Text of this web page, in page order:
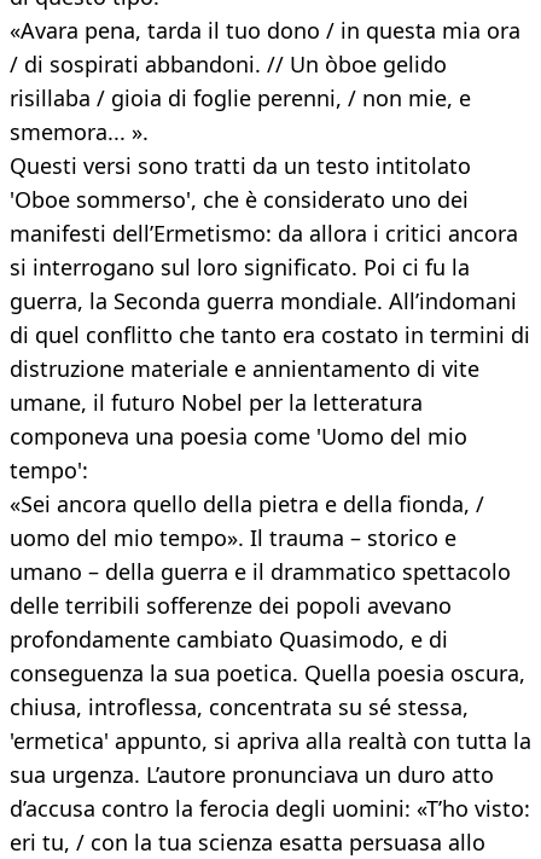
«Avara pena, tarda il tuo dono / in questa mia ora
/ di sospirati abbandoni. // Un òboe gelido
risillaba / gioia di foglie perenni, / non mie, e
smemora... ».
Questi versi sono tratti da un testo intitolato
'Oboe sommerso', che è considerato uno dei
manifesti dell’Ermetismo: da allora i critici ancora
si interrogano sul loro significato. Poi ci fu la
guerra, la Seconda guerra mondiale. All’indomani
di quel conflitto che tanto era costato in termini di
distruzione materiale e annientamento di vite
umane, il futuro Nobel per la letteratura
componeva una poesia come 'Uomo del mio
tempo':
«Sei ancora quello della pietra e della fionda, /
uomo del mio tempo». Il trauma – storico e
umano – della guerra e il drammatico spettacolo
delle terribili sofferenze dei popoli avevano
profondamente cambiato Quasimodo, e di
conseguenza la sua poetica. Quella poesia oscura,
chiusa, introflessa, concentrata su sé stessa,
'ermetica' appunto, si apriva alla realtà con tutta la
sua urgenza. L’autore pronunciava un duro atto
d’accusa contro la ferocia degli uomini: «T’ho visto:
eri tu, / con la tua scienza esatta persuasa allo